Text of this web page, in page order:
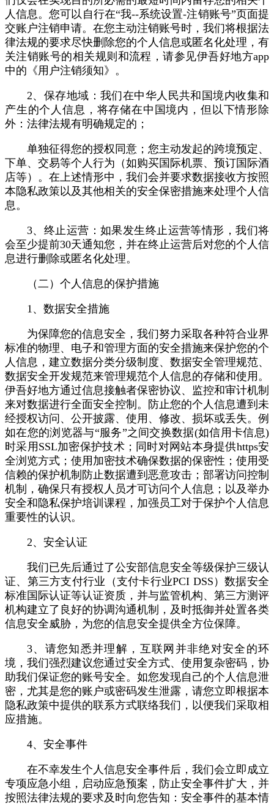
人信息。您可以自行在“我--系统设置-注销账号”页面提
交账户注销申请。在您主动注销账号时，我们将根据法
律法规的要求尽快删除您的个人信息或匿名化处理，有
关注销账号的相关规则和流程，请参见伊吾好地方app
中的《用户注销须知》。
2、保存地域：我们在中华人民共和国境内收集和
产生的个人信息，将存储在中国境内，但以下情形除
外：法律法规有明确规定的；
单独征得您的授权同意；您主动发起的跨境预定、
下单、交易等个人行为（如购买国际机票、预订国际酒
店等）。在上述情形中，我们会并要求数据接收方按照
本隐私政策以及其他相关的安全保密措施来处理个人信
息。
3、终止运营：如果发生终止运营等情形，我们将
会至少提前30天通知您，并在终止运营后对您的个人信
息进行删除或匿名化处理。
（二）个人信息的保护措施
1、数据安全措施
为保障您的信息安全，我们努力采取各种符合业界
标准的物理、电子和管理方面的安全措施来保护您的个
人信息，建立数据分类分级制度、数据安全管理规范、
数据安全开发规范来管理规范个人信息的存储和使用。
伊吾好地方通过信息接触者保密协议、监控和审计机制
来对数据进行全面安全控制。防止您的个人信息遭到未
经授权访问、公开披露、使用、修改、损坏或丢失。例
如在您的浏览器与“服务”之间交换数据(如信用卡信息)
时采用SSL加密保护技术；同时对网站本身提供https安
全浏览方式；使用加密技术确保数据的保密性；使用受
信赖的保护机制防止数据遭到恶意攻击；部署访问控制
机制，确保只有授权人员才可访问个人信息；以及举办
安全和隐私保护培训课程，加强员工对于保护个人信息
重要性的认识。
2、安全认证
我们已先后通过了公安部信息安全等级保护三级认
证、第三方支付行业（支付卡行业PCI DSS）数据安全
标准国际认证等认证资质，并与监管机构、第三方测评
机构建立了良好的协调沟通机制，及时抵御并处置各类
信息安全威胁，为您的信息安全提供全方位保障。
3、请您知悉并理解，互联网并非绝对安全的环
境，我们强烈建议您通过安全方式、使用复杂密码，协
助我们保证您的账号安全。如您发现自己的个人信息泄
密，尤其是您的账户或密码发生泄露，请您立即根据本
隐私政策中提供的联系方式联络我们，以便我们采取相
应措施。
4、安全事件
在不幸发生个人信息安全事件后，我们会立即成立
专项应急小组，启动应急预案，防止安全事件扩大，并
按照法律法规的要求及时向您告知：安全事件的基本情